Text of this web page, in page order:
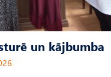
un kājbumba